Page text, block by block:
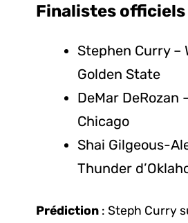
Finalistes officiels
Stephen Curry –
Golden State
DeMar DeRozan
Chicago
Shai Gilgeous-
Thunder
Prédiction : Steph Curry